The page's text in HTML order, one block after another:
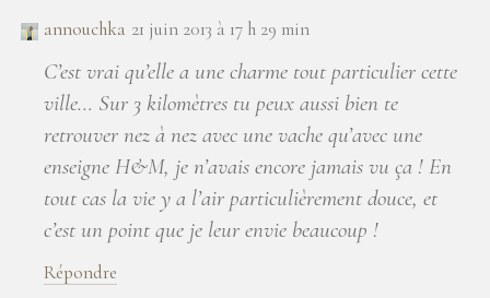
annouchka 21 juin 2013 à 17 h 29 min
C’est vrai qu’elle a une charme tout particulier cette
ville… Sur 3 kilomètres tu peux aussi bien te
retrouver nez à nez avec une vache qu’avec une
enseigne H&M, je n’avais encore jamais vu ça ! En
tout cas la vie y a l’air particulièrement douce, et
c’est un point que je leur envie beaucoup !
Répondre